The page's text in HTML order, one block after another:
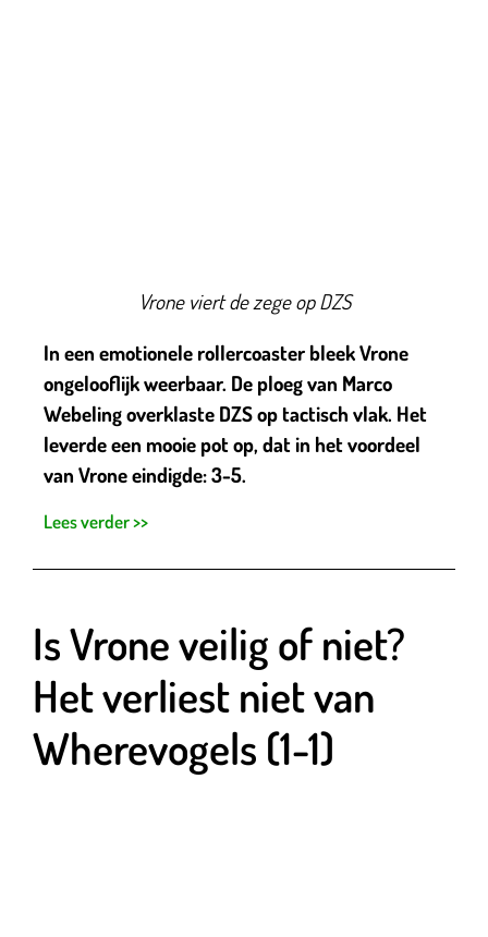
Vrone viert de zege op DZS
In een emotionele rollercoaster bleek Vrone
ongelooflijk weerbaar. De ploeg van Marco
Webeling overklaste DZS op tactisch vlak. Het
leverde een mooie pot op, dat in het voordeel
van Vrone eindigde: 3-5.
Lees verder >>
Is Vrone veilig of niet?
Het verliest niet van
Wherevogels (1-1)